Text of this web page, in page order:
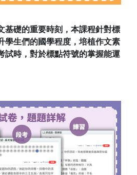
基礎的重要時刻，本課程針對標
學生們的國學程度，培植作文素
試時，對於標點符號的掌握能運